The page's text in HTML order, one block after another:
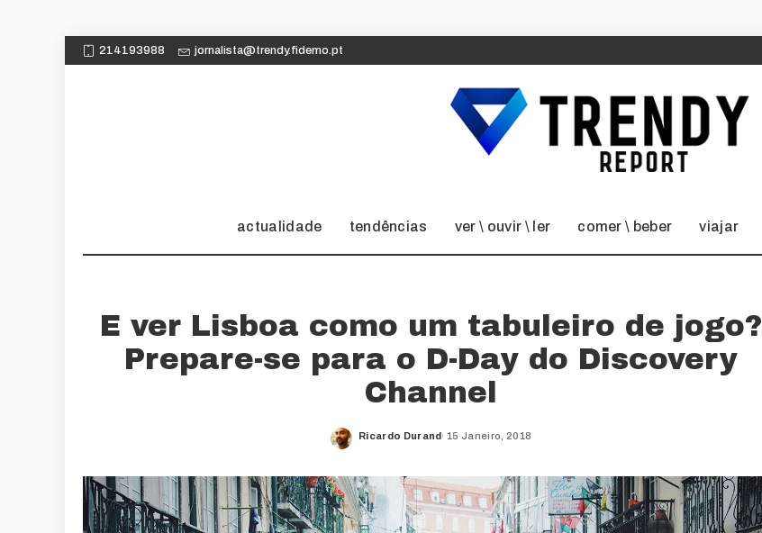
214193988 jornalista@trendy.fidemo.pt
actualidade tendências ver \ ouvir \ ler comer \ beber viajar
E ver Lisboa como um tabuleiro de jogo?
Prepare-se para o D-Day do Discovery
Channel
Posted
Ricardo Durand 15 Janeiro, 2018